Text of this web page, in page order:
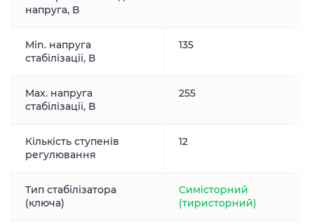
напруга, В
Min. напруга
стабілізації, В
135
Max. напруга
стабілізації, В
255
Кількість ступенів
регулювання
12
Тип стабілізатора
(ключа)
Симісторний
(тиристорний)